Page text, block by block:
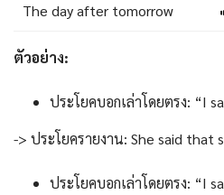
The day after tomorrow
ตัวอย่าง:
ประโยคบอกเล่าโดยตรง: “I
-> ประโยครายงาน: She said that
ประโยคบอกเล่าโดยตรง: “I